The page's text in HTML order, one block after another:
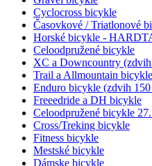
Cyclocross bicykle
Časovkové / Triatlonové
Horské bicykle -
Celoodpružené bicykle
XC a Downcountry
Trail a Allmountain
Enduro bicykle (zdvih
Freeedride a DH bicykle
Celoodpružené bicykle
Cross/Treking bicykle
Fitness bicykle
Mestské bicykle
Dámske bicykle